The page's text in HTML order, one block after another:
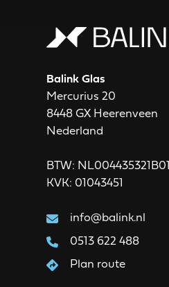
Balink Glas
Mercurius 20
8448 GX Heerenveen
Nederland
BTW: NL004435321B01
KVK: 01043451
info@balink.nl
0513 622 488
Plan route